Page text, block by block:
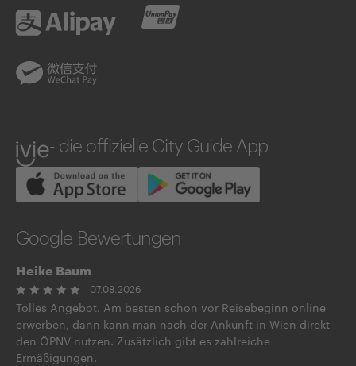
ivie - die offizielle City Guide App
Google Bewertungen
Heike Baum
07.08.2026
Tolles Angebot. Am besten schon vor Reisebeginn online
erwerben, dann kann man nach der Ankunft in Wien direkt
den ÖPNV nutzen. Zusätzlich gibt es zahlreiche
Ermäßigungen.
Alipay